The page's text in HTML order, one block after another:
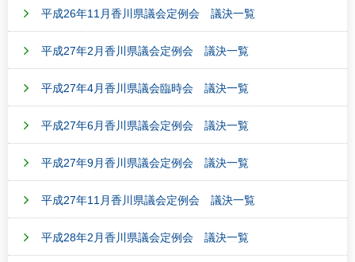
平成26年11月香川県議会定例会 議決一覧
平成27年2月香川県議会定例会 議決一覧
平成27年4月香川県議会臨時会 議決一覧
平成27年6月香川県議会定例会 議決一覧
平成27年9月香川県議会定例会 議決一覧
平成27年11月香川県議会定例会 議決一覧
平成28年2月香川県議会定例会 議決一覧